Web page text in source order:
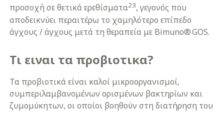
προσοχή σε θετικά ερεθίσματα23, γεγονός που
αποδεικνύει περαιτέρω το χαμηλότερο επίπεδο
άγχους / άγχους μετά τη θεραπεία με Bimuno® GOS.
Τι ειναι τα προβιοτικα?
Τα προβιοτικά είναι καλοί μικροοργανισμοί,
συμπεριλαμβανομένων ορισμένων βακτηρίων και
ζυμομύκητων, οι οποίοι βοηθούν στη διατήρηση του